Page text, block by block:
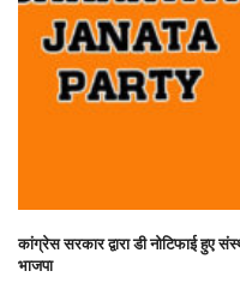
कांग्रेस सरकार द्वारा डी नोटिफाई हुए
भाजपा